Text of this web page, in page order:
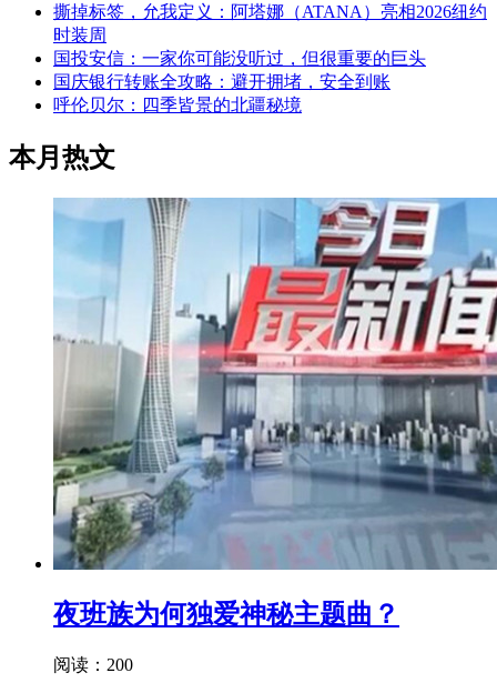
撕掉标签，允我定义：阿塔娜（ATANA）亮相2026纽约
时装周
国投安信：一家你可能没听过，但很重要的巨头
国庆银行转账全攻略：避开拥堵，安全到账
呼伦贝尔：四季皆景的北疆秘境
本月热文
夜班族为何独爱神秘主题曲？
阅读：200